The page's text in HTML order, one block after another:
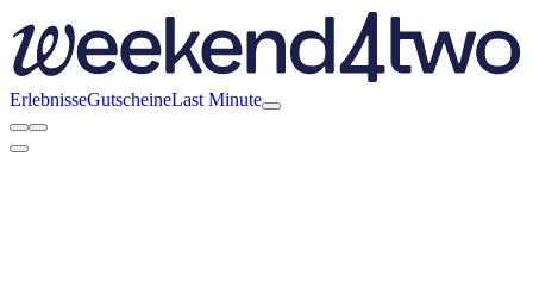
ErlebnisseGutscheineLast Minute